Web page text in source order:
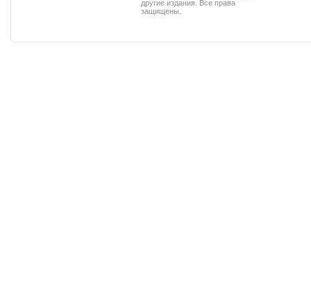
другие издания. Все права
защищены.